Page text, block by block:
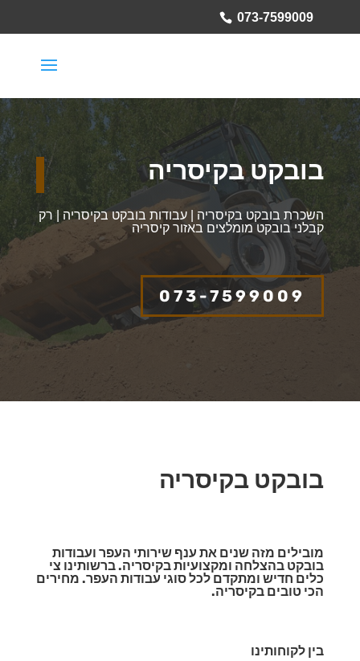
073-7599009
בובקט בקיסריה
השכרת בובקט בקיסריה | עבודות בובקט בקיסריה | רק
קבלני בובקט מומלצים באזור קיסריה
073-7599009
בובקט בקיסריה
מובילים מזה שנים את ענף שירותי העפר ועבודות
בובקט בהצלחה ומקצועיות בקיסריה. ברשותינו צי
כלים חדיש ומתקדם לכל סוגי עבודות העפר. מחירים
הכי טובים בקיסריה.
בין לקוחותינו